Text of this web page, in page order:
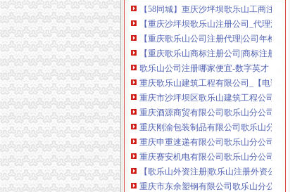
【重庆沙坪坝歌乐山注册公司_代理注册
【重庆歌乐山公司注册代理|公司年检代
【重庆歌乐山商标注册公司|商标注册代理
歌乐山公司注册哪家便宜-数字英才
重庆歌乐山建筑工程有限公司_【电话地
重庆市沙坪坝区歌乐山建筑工程公司
重庆酒源商贸有限公司歌乐山分公司_【
重庆刚渝包装制品有限公司歌乐山分公司
重庆申重速递有限公司歌乐山分公司_黄
重庆赛安机电有限公司歌乐山分公司-风报
【歌乐山外资注册|歌乐山注册外资公司】
重庆市东余塑钢有限公司歌乐山分公司_
重庆市沙坪坝区歌乐山建筑工程公司2017